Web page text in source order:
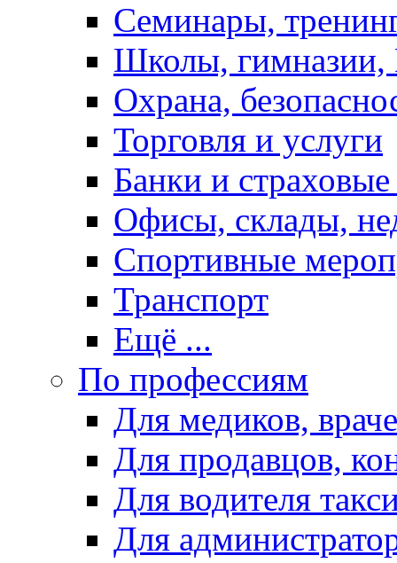
Семинары,
Школы,
Охрана,
Торговля и услуги
Банки и
Офисы, склады,
Спортивные
Транспорт
Ещё ...
По профессиям
Для медиков,
Для продавцов,
Для водителя
Для